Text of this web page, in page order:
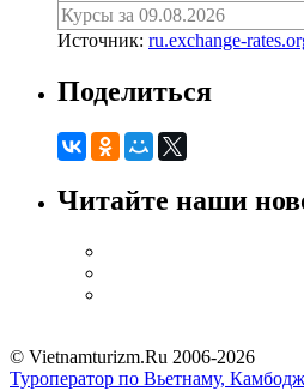
Курсы за 09.08.2026
Источник: ru.exchange-
Поделиться
Читайте наши
© Vietnamturizm.Ru 2006-2026
Туроператор по Вьетнаму,